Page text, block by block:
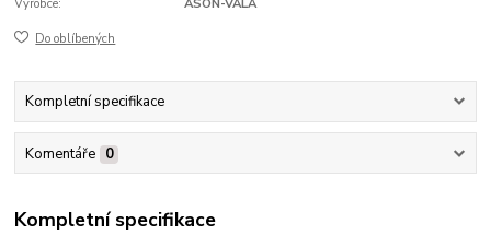
Výrobce: ASON-VALA
Do oblíbených
Kompletní specifikace
Komentáře 0
Kompletní specifikace